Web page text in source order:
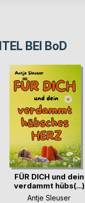
BEI BoD
FÜR DICH und dein
verdammt hübs(...)
Antje Sleuser